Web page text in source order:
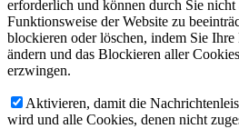
erforderlich und können durch Sie
Funktionsweise der Website zu
blockieren oder löschen, indem Sie
ändern und das Blockieren aller
erzwingen.
Aktivieren, damit die
wird und alle Cookies, denen nicht